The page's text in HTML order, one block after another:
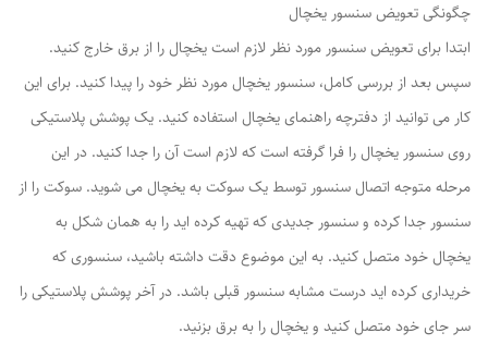
چگونگی تعویض سنسور یخچال
ابتدا برای تعویض سنسور مورد نظر لازم است یخچال را از برق خارج کنید.
سپس بعد از بررسی کامل، سنسور یخچال مورد نظر خود را پیدا کنید. برای این
کار می توانید از دفترچه راهنمای یخچال استفاده کنید. یک پوشش پلاستیکی
روی سنسور یخچال را فرا گرفته است که لازم است آن را جدا کنید. در این
مرحله متوجه اتصال سنسور توسط یک سوکت به یخچال می شوید. سوکت را از
سنسور جدا کرده و سنسور جدیدی که تهیه کرده اید را به همان شکل به
یخچال خود متصل کنید. به این موضوع دقت داشته باشید، سنسوری که
خریداری کرده اید درست مشابه سنسور قبلی باشد. در آخر پوشش پلاستیکی را
سر جای خود متصل کنید و یخچال را به برق بزنید.